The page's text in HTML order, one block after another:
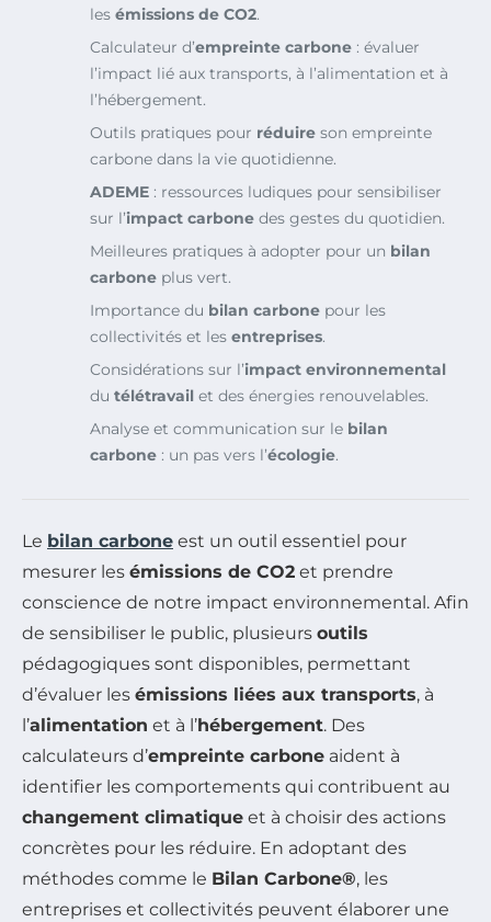
les émissions de CO2.
Calculateur d’empreinte carbone : évaluer
l’impact lié aux transports, à l’alimentation et à
l’hébergement.
Outils pratiques pour réduire son empreinte
carbone dans la vie quotidienne.
ADEME : ressources ludiques pour sensibiliser
sur l’impact carbone des gestes du quotidien.
Meilleures pratiques à adopter pour un bilan
carbone plus vert.
Importance du bilan carbone pour les
collectivités et les entreprises.
Considérations sur l’impact environnemental
du télétravail et des énergies renouvelables.
Analyse et communication sur le bilan
carbone : un pas vers l’écologie.
Le bilan carbone est un outil essentiel pour
mesurer les émissions de CO2 et prendre
conscience de notre impact environnemental. Afin
de sensibiliser le public, plusieurs outils
pédagogiques sont disponibles, permettant
d’évaluer les émissions liées aux transports, à
l’alimentation et à l’hébergement. Des
calculateurs d’empreinte carbone aident à
identifier les comportements qui contribuent au
changement climatique et à choisir des actions
concrètes pour les réduire. En adoptant des
méthodes comme le Bilan Carbone®, les
entreprises et collectivités peuvent élaborer une